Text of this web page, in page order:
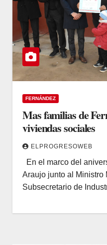
FERNÁNDEZ
Mas familias de
viviendas sociales
ELPROGRESOWEB
En el marco del
Araujo junto al Ministro
Subsecretario de